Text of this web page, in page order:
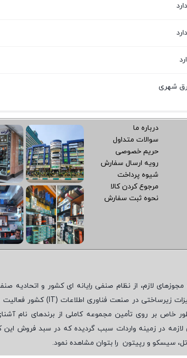
شهری
درباره ما
سوالات متداول
حریم خصوصی
رویه ارسال سفارش
شیوه پرداخت
مرجوع کردن کالا
نحوه ثبت سفارش
لازم، از نظام صنفی رایانه ای کشور و اتحادیه
زیرساختی در صنعت فناوری اطلاعات (IT) کشور فعالیت
خاص بر روی تأمین مجموعه کاملی از برندهای نام
در زمینه واردات سبب گردیده که در سبد فروش این
سیسکو و رپیتون را بتوان مشاهده نمود.